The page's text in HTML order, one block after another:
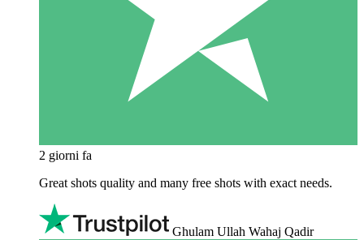
2 giorni fa
Great shots quality and many free shots with exact needs.
Ghulam Ullah Wahaj Qadir